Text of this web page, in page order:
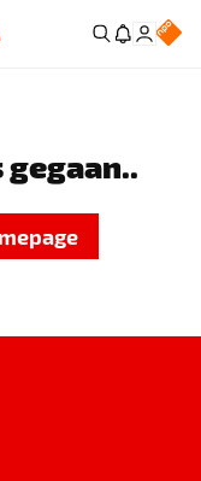
gegaan..